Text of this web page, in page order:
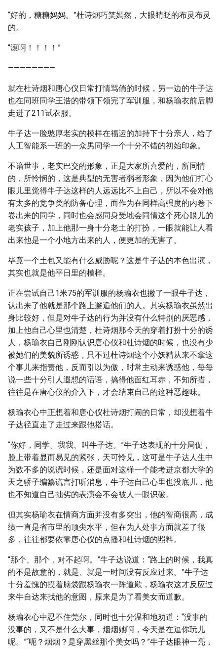
“好的，糖糖妈妈。”杜诗烟巧笑嫣然，大眼睛眨的布灵布灵
的。
“滚啊！！！！”
————————
就在杜诗烟和唐心仪日常打情骂俏的时候，另一边的牛子达
也在同班同学王浩的带领下领完了军训服，和杨瑜衣前后脚
走进了211试衣服。
牛子达一脸憨厚老实的模样在福运的加持下十分亲人，给了
人工智能系一班的一众男同学一个十分不错的初始印象。
不谙世事，老实巴交的形象，正是大家所喜爱的，所同情
的，所怜悯的，这是典型的无害者弱者形象，因为他们打心
眼儿里觉得牛子达这样的人远远比不上自己，所以不会对他
有太多的竞争类的防备心理，而作为在同样高强度的内卷下
卷出来的同学，同时也会感同身受地会同情这个死心眼儿的
老实孩子，加上他那一身十分老土的打扮，一眼就能让人看
出来他是一个小地方出来的人，便更加的无害了。
毕竟一个土包又能有什么威胁呢？这是牛子达的本色出演，
其实也就是他平日里的模样。
正在尝试自己1米75的军训服的杨瑜衣也撇了一眼牛子达，
认出来了他就是那个路上邂逅他们的人。其实杨瑜衣虽然出
身比较好，但是对牛子达的行为并没有什么特别的厌恶感，
加上他自己心里也清楚，杜诗烟那今天的穿着打扮十分的诱
人，杨瑜衣自己刚刚认识唐心仪和杜诗烟的时候，也没有少
被她们的美貌所诱惑，只不过杜诗烟这个小妖精从来不拿这
个事儿来指责他，反而引以为傲，时常主动来诱惑他，每每
说一些十分引人遐想的话语，搞得他面红耳赤，不知所措，
往往是在唐心仪的介入下，才会结束自己的这种恶趣味。
杨瑜衣心中正想着和唐心仪杜诗烟打闹的日常，却没想着牛
子达径直走了走过来跟他搭话。
“你好，同学。我我、叫牛子达。”牛子达表现的十分局促，
脸上带着显而易见的紧张，天可怜见，这可是牛子达人生中
为数不多的说谎时候，还是面对这样一个能考进京都大学的
天之骄子编纂谎言打听消息，牛子达自己心里也没底儿，他
也不知道自己拙劣的表演会不会被人一眼识破。
但其实杨瑜衣在情商方面并没有多突出，他的智商很高，成
绩一直是省市里的顶尖水平，但在为人处事方面就差了很
多，往往都要依靠唐心仪的点播和杜诗烟的照料。
“那个、那个，对不起啊。”牛子达说道：“路上的时候，我真
的不是故意的，就是、就是一时间没有反应过来。”牛子达
十分羞愧的摸着脑袋跟杨瑜衣一阵道歉，杨瑜衣这才反应过
来牛自达来找他的意图，原来是为了看美女而道歉。
杨瑜衣心中忍不住莞尔，同时也十分温和地劝道：“没事的
没事的，又不是什么大事，烟烟她啊，今天是在逗你玩儿
呢。”“呃？烟烟？是穿黑丝那个美女吗？”牛子达眼神一亮，